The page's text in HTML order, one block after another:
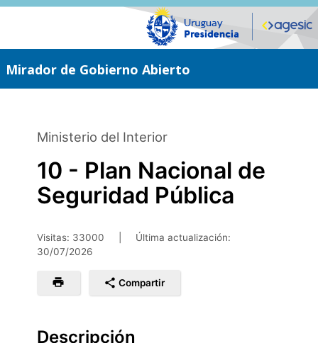
Saltar
Mirador de Gobierno Abierto
Ministerio del Interior
10 - Plan Nacional de
Seguridad Pública
Visitas: 33000
Última actualización:
30/07/2026
Compartir
Descripción